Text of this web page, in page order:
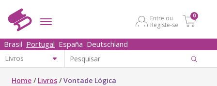
Entre ou
Registe-se
0
Brasil Portugal España Deutschland
Home / Livros /Vontade Lógica